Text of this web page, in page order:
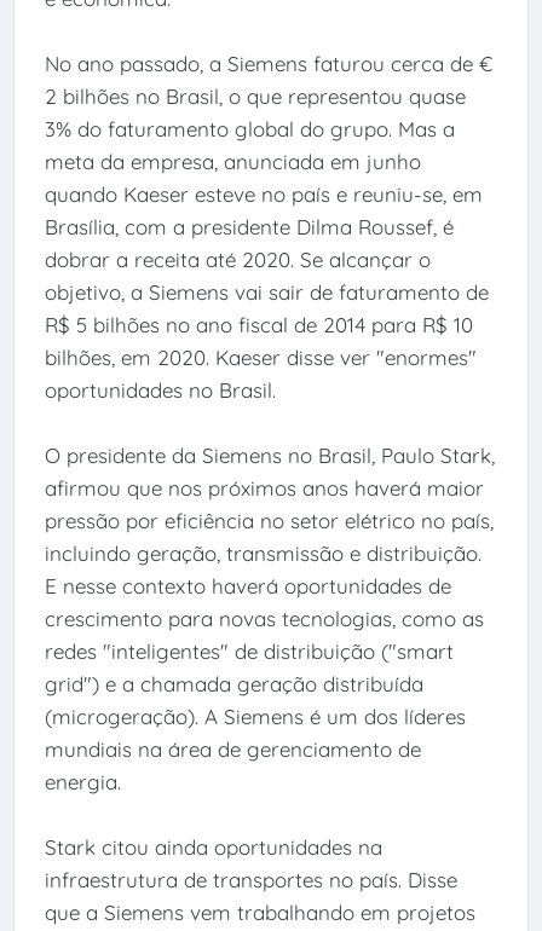
No ano passado, a Siemens faturou cerca de €
2 bilhões no Brasil, o que representou quase
3% do faturamento global do grupo. Mas a
meta da empresa, anunciada em junho
quando Kaeser esteve no país e reuniu-se, em
Brasília, com a presidente Dilma Roussef, é
dobrar a receita até 2020. Se alcançar o
objetivo, a Siemens vai sair de faturamento de
R$ 5 bilhões no ano fiscal de 2014 para R$ 10
bilhões, em 2020. Kaeser disse ver "enormes"
oportunidades no Brasil.
O presidente da Siemens no Brasil, Paulo Stark,
afirmou que nos próximos anos haverá maior
pressão por eficiência no setor elétrico no país,
incluindo geração, transmissão e distribuição.
E nesse contexto haverá oportunidades de
crescimento para novas tecnologias, como as
redes "inteligentes" de distribuição ("smart
grid") e a chamada geração distribuída
(microgeração). A Siemens é um dos líderes
mundiais na área de gerenciamento de
energia.
Stark citou ainda oportunidades na
infraestrutura de transportes no país. Disse
que a Siemens vem trabalhando em projetos